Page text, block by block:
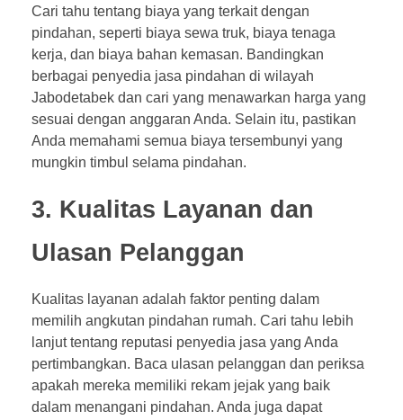
Cari tahu tentang biaya yang terkait dengan
pindahan, seperti biaya sewa truk, biaya tenaga
kerja, dan biaya bahan kemasan. Bandingkan
berbagai penyedia jasa pindahan di wilayah
Jabodetabek dan cari yang menawarkan harga yang
sesuai dengan anggaran Anda. Selain itu, pastikan
Anda memahami semua biaya tersembunyi yang
mungkin timbul selama pindahan.
3. Kualitas Layanan dan
Ulasan Pelanggan
Kualitas layanan adalah faktor penting dalam
memilih angkutan pindahan rumah. Cari tahu lebih
lanjut tentang reputasi penyedia jasa yang Anda
pertimbangkan. Baca ulasan pelanggan dan periksa
apakah mereka memiliki rekam jejak yang baik
dalam menangani pindahan. Anda juga dapat